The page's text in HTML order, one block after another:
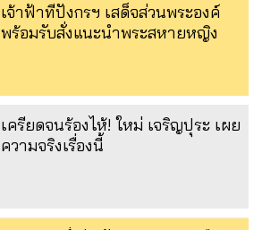
เจ้าฟ้าทีปังกรฯ เสด็จส่วนพระองค์
พร้อมรับสั่งแนะนำพระสหายหญิง
เครียดจนร้องไห้! ใหม่ เจริญปุระ เผย
ความจริงเรื่องนี้